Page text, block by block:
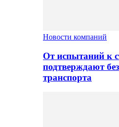
Новости компаний
От испытаний к
подтверждают
транспорта